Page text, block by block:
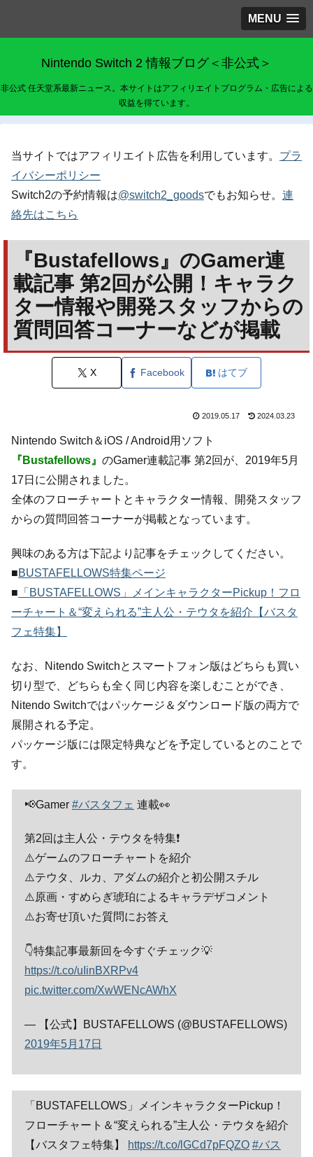
MENU
Nintendo Switch 2 情報ブログ＜非公式＞
非公式 任天堂系最新ニュース。本サイトはアフィリエイトプログラム・広告による
収益を得ています。
当サイトではアフィリエイト広告を利用しています。 プラ
イバシーポリシー
Switch2の予約情報は@switch2_goodsでもお知らせ。 連
絡先はこちら
『Bustafellows』のGamer連
載記事 第2回が公開！キャラク
ター情報や開発スタッフからの
質問回答コーナーなどが掲載
X Facebook はてブ
2019.05.17 2024.03.23
Nintendo Switch＆iOS / Android用ソフト
『Bustafellows』 のGamer連載記事 第2回が、2019年5月
17日に公開されました。
全体のフローチャートとキャラクター情報、開発スタッフ
からの質問回答コーナーが掲載となっています。
興味のある方は下記より記事をチェックしてください。
■BUSTAFELLOWS特集ページ
■ 「BUSTAFELLOWS」メインキャラクターPickup！フロ
ーチャート＆“変えられる”主人公・テウタを紹介【バスタ
フェ特集】
なお、Nitendo Switchとスマートフォン版はどちらも買い
切り型で、どちらも全く同じ内容を楽しむことができ、
Nitendo Switchではパッケージ＆ダウンロード版の両方で
展開される予定。
パッケージ版には限定特典などを予定しているとのことで
す。
📢Gamer #バスタフェ 連載👀
第2回は主人公・テウタを特集❗️
⚠️ゲームのフローチャートを紹介
⚠️テウタ、ルカ、アダムの紹介と初公開スチル
⚠️原画・すめらぎ琥珀によるキャラデザコメント
⚠️お寄せ頂いた質問にお答え
👇特集記事最新回を今すぐチェック💡
https://t.co/uIinBXRPv4
pic.twitter.com/XwWENcAWhX
— 【公式】BUSTAFELLOWS (@BUSTAFELLOWS)
2019年5月17日
「BUSTAFELLOWS」メインキャラクターPickup！
フローチャート＆“変えられる”主人公・テウタを紹介
【バスタフェ特集】
https://t.co/lGCd7pFQZO #バス